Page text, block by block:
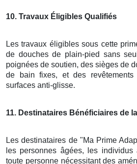
10. Travaux Éligibles Qualifiés
Les travaux éligibles sous cette
de douches de plain-pied sans
poignées de soutien, des sièges de
de bain fixes, et des revêtements
surfaces anti-glisse.
11. Destinataires Bénéficiaires de
Les destinataires de "Ma Prime
les personnes âgées, les
toute personne nécessitant des